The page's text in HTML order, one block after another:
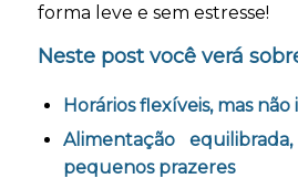
forma leve e sem estresse!
Neste post você verá
Horários flexíveis, mas
Alimentação
pequenos prazeres